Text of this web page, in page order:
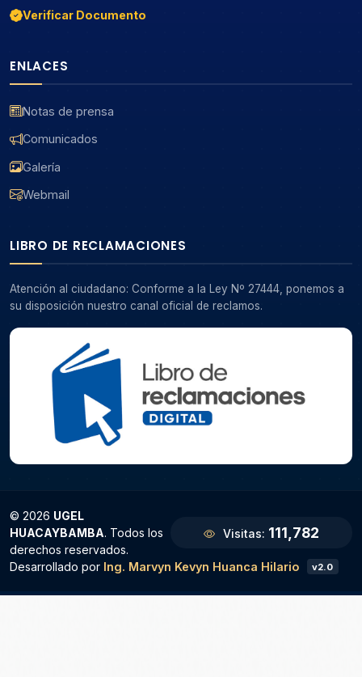
Verificar Documento
ENLACES
Notas de prensa
Comunicados
Galería
Webmail
LIBRO DE RECLAMACIONES
Atención al ciudadano: Conforme a la Ley Nº 27444, ponemos a
su disposición nuestro canal oficial de reclamos.
© 2026 UGEL
HUACAYBAMBA. Todos los
derechos reservados.
Visitas: 111,782
Desarrollado por Ing. Marvyn Kevyn Huanca Hilario v2.0